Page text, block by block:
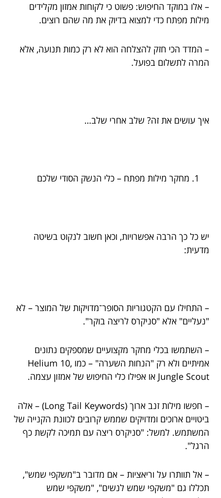
– אלו במוקד החיפוש: פשוט כי לקוחות אמזון מקלידים
מילות מפתח כדי למצוא בדיוק את מה שהם רוצים.
– המדד הכי חזק להצלחה הוא לא רק כמות תנועה, אלא
המרה לתשלום בפועל.
איך עושים את זה? שלב אחרי שלב…
מחקר מילות מפתח – כלי הנשק הסודי שלכם
יש כל כך הרבה אפשרויות, וכאן חשוב לנקוט בשיטה
מדעית:
– התחילו עם הקטגוריות הסופר־מדויקות של המוצר – לא
"נעליים" אלא "סניקרס לריצה בוקר".
– השתמשו בכלי מחקר מקצועיים שמספקים נתונים
אמיתיים ולא רק "הנחות השערה" – כמו Helium 10,
Jungle Scout או אפילו כלי החיפוש של אמזון עצמה.
– חפשו מילות זנב ארוך (Long Tail Keywords) – אלה
ביטויים ארוכים ומדויקים שממש קרובים לכוונת הקנייה של
המשתמש. למשל: "סניקרס ריצה עם תמיכה לקשת כף
הרגל".
– אל תוותרו על וריאציות – אם מדובר ב"משקפי שמש",
תכללו גם "משקפי שמש לנשים", "משקפי שמש